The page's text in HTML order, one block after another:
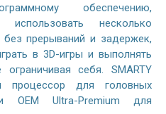
обеспечению,
несколько
прерываний и задержек,
в 3D-игры и выполнять
себя. SMARTY
процессор для головных
OEM Ultra-Premium для